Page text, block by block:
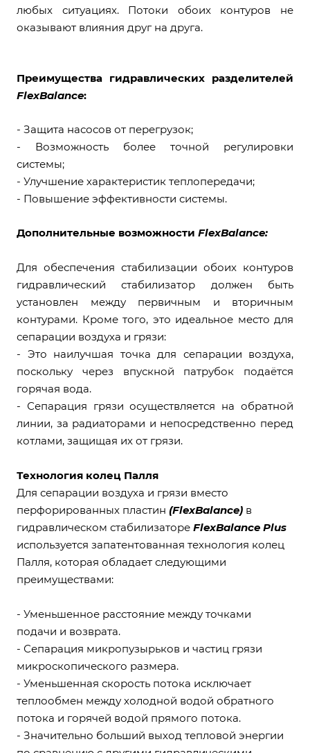
любых ситуациях. Потоки обоих контуров не
оказывают влияния друг на друга.
Преимущества гидравлических разделителей
FlexBalance:
- Защита насосов от перегрузок;
- Возможность более точной регулировки
системы;
- Улучшение характеристик теплопередачи;
- Повышение эффективности системы.
Дополнительные возможности FlexBalance:
Для обеспечения стабилизации обоих контуров
гидравлический стабилизатор должен быть
установлен между первичным и вторичным
контурами. Кроме того, это идеальное место для
сепарации воздуха и грязи:
- Это наилучшая точка для сепарации воздуха,
поскольку через впускной патрубок подаётся
горячая вода.
- Сепарация грязи осуществляется на обратной
линии, за радиаторами и непосредственно перед
котлами, защищая их от грязи.
Технология колец Палля
Для сепарации воздуха и грязи вместо
перфорированных пластин (FlexBalance) в
гидравлическом стабилизаторе FlexBalance Plus
используется запатентованная технология колец
Палля, которая обладает следующими
преимуществами:
- Уменьшенное расстояние между точками
подачи и возврата.
- Сепарация микропузырьков и частиц грязи
микроскопического размера.
- Уменьшенная скорость потока исключает
теплообмен между холодной водой обратного
потока и горячей водой прямого потока.
- Значительно больший выход тепловой энергии